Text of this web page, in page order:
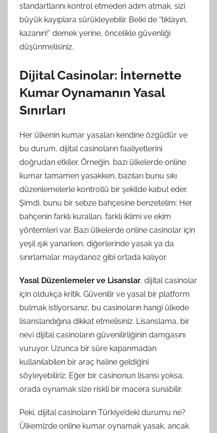
standartlarını kontrol etmeden adım atmak, sizi
büyük kayıplara sürükleyebilir. Belki de “tıklayın,
kazanın!” demek yerine, öncelikle güvenliği
düşünmelisiniz.
Dijital Casinolar: İnternette
Kumar Oynamanın Yasal
Sınırları
Her ülkenin kumar yasaları kendine özgüdür ve
bu durum, dijital casinoların faaliyetlerini
doğrudan etkiler. Örneğin, bazı ülkelerde online
kumar tamamen yasakken, bazıları bunu sıkı
düzenlemelerle kontrollü bir şekilde kabul eder.
Şimdi, bunu bir sebze bahçesine benzetelim: Her
bahçenin farklı kuralları, farklı iklimi ve ekim
yöntemleri var. Bazı ülkelerde online casinolar için
yeşil ışık yanarken, diğerlerinde yasak ya da
sınırlamalar maydanoz gibi ortada kalıyor.
Yasal Düzenlemeler ve Lisanslar, dijital casinolar
için oldukça kritik. Güvenilir ve yasal bir platform
bulmak istiyorsanız, bu casinoların hangi ülkede
lisanslandığına dikkat etmelisiniz. Lisanslama, bir
nevi dijital casinoların güvenilirliğinin damgasını
vuruyor. Uzunca bir süre kapanmadan
kullanılabilen bir araç haline geldiğini
söyleyebiliriz. Eğer bir casinonun lisansı yoksa,
orada oynamak size riskli bir macera sunabilir.
Peki, dijital casinoların Türkiye’deki durumu ne?
Ülkemizde online kumar oynamak yasak, ancak